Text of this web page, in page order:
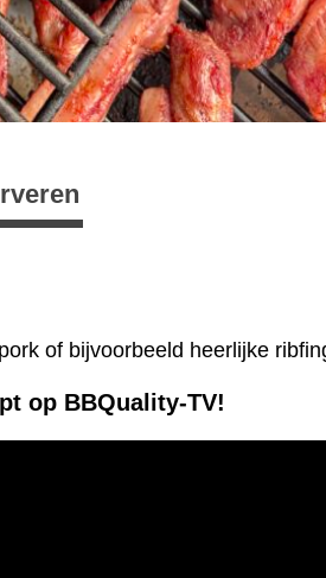
of bijvoorbeeld heerlijke
op BBQuality-TV!